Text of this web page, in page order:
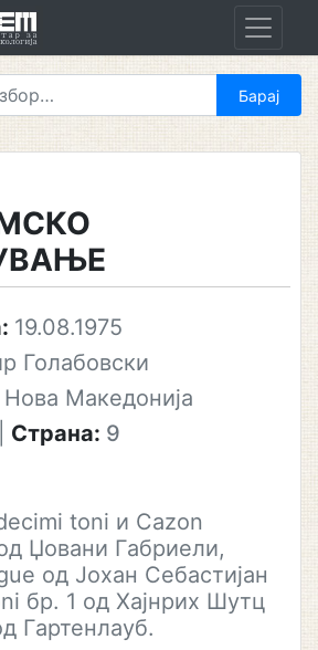
19.08.1975
Голабовски
Нова Македонија
Страна: 9
toni и Cazon
Џовани Габриели,
од Јохан Себастијан
бр. 1 од Хајнрих Шутц
Гартенлауб.